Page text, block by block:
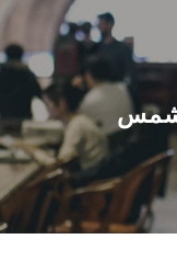
عن الجامعة
القطاعـات
الشئون الأكاديمية
البحث العلمي
شمس